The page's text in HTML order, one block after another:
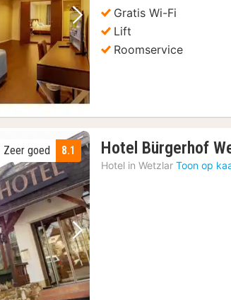
Volgende foto
Gratis Wi-Fi
Lift
Roomservice
Volgende foto
8.1
Zeer goed Hotel Bürgerhof
Hotel in Wetzlar Toon op